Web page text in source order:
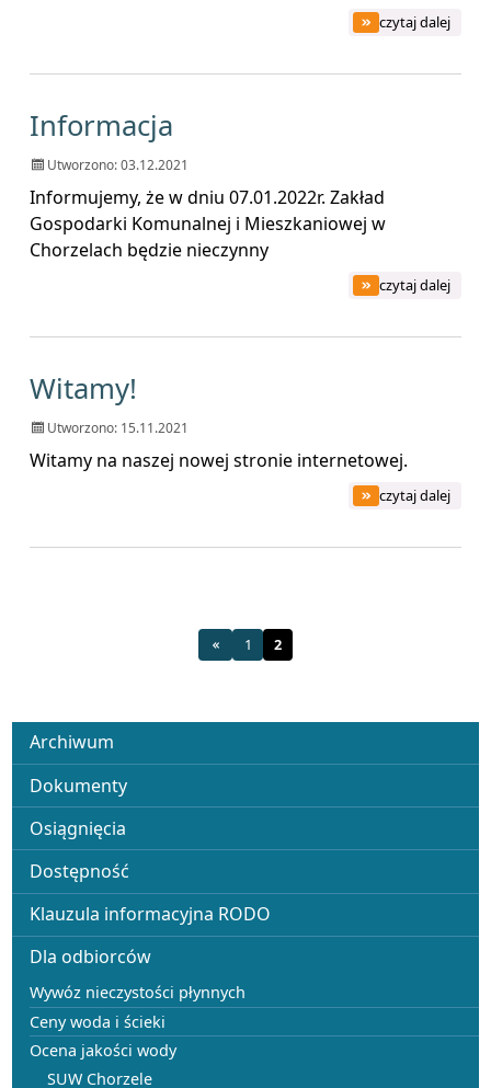
czytaj dalej
na temat:
Informacja
Utworzono: 03.12.2021
Informujemy, że w dniu 07.01.2022r. Zakład
Gospodarki Komunalnej i Mieszkaniowej w
Chorzelach będzie nieczynny
czytaj dalej
na temat:
Witamy!
Utworzono: 15.11.2021
Witamy na naszej nowej stronie internetowej.
czytaj dalej
na temat: Witamy!
1 2
Menu
Archiwum
Dokumenty
Osiągnięcia
Dostępność
Klauzula informacyjna RODO
Dla odbiorców
Wywóz nieczystości płynnych
Ceny woda i ścieki
Ocena jakości wody
SUW Chorzele